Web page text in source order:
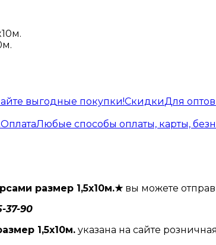
выгодные покупки!СкидкиДля
ОплатаЛюбые способы оплаты, карты,
размер 1,5x10м.★вы можете
37-90
1,5x10м. указана на сайте